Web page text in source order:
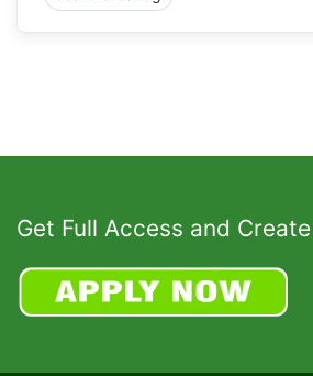
Get Full Access and